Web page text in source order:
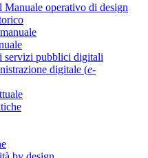
Manuale operativo di design
servizi pubblici digitali
digitale (e-